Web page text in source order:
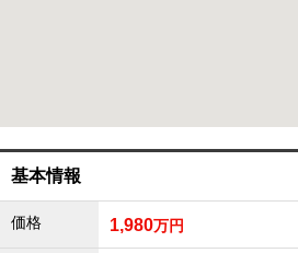
基本情報
価格 1,980万円
四街道･佐倉･八千代方面エリアの土地
船橋･市川･浦安方面エリア